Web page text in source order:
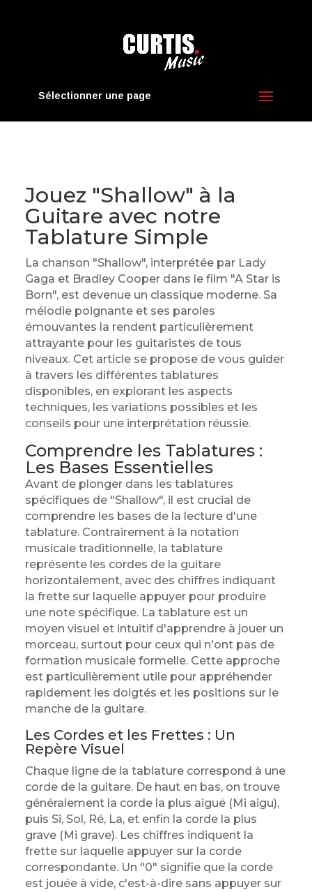
Sélectionner une page
Jouez "Shallow" à la
Guitare avec notre
Tablature Simple
La chanson "Shallow", interprétée par Lady
Gaga et Bradley Cooper dans le film "A Star is
Born", est devenue un classique moderne. Sa
mélodie poignante et ses paroles
émouvantes la rendent particulièrement
attrayante pour les guitaristes de tous
niveaux. Cet article se propose de vous guider
à travers les différentes tablatures
disponibles, en explorant les aspects
techniques, les variations possibles et les
conseils pour une interprétation réussie.
Comprendre les Tablatures :
Les Bases Essentielles
Avant de plonger dans les tablatures
spécifiques de "Shallow", il est crucial de
comprendre les bases de la lecture d'une
tablature. Contrairement à la notation
musicale traditionnelle, la tablature
représente les cordes de la guitare
horizontalement, avec des chiffres indiquant
la frette sur laquelle appuyer pour produire
une note spécifique. La tablature est un
moyen visuel et intuitif d'apprendre à jouer un
morceau, surtout pour ceux qui n'ont pas de
formation musicale formelle. Cette approche
est particulièrement utile pour appréhender
rapidement les doigtés et les positions sur le
manche de la guitare.
Les Cordes et les Frettes : Un
Repère Visuel
Chaque ligne de la tablature correspond à une
corde de la guitare. De haut en bas, on trouve
généralement la corde la plus aiguë (Mi aigu),
puis Si, Sol, Ré, La, et enfin la corde la plus
grave (Mi grave). Les chiffres indiquent la
frette sur laquelle appuyer sur la corde
correspondante. Un "0" signifie que la corde
est jouée à vide, c'est-à-dire sans appuyer sur